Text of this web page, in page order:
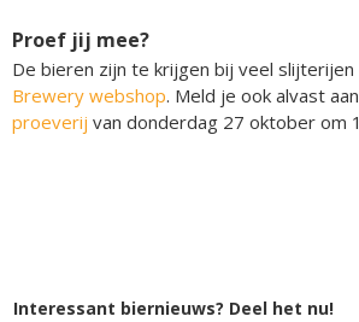
Proef jij mee?
De bieren zijn te krijgen bij veel slijterijen
Brewery webshop. Meld je ook alvast
proeverij van donderdag 27 oktober om
Interessant biernieuws? Deel het nu!